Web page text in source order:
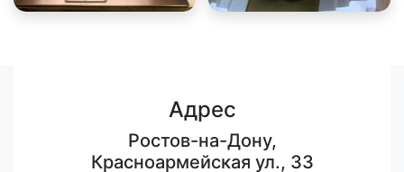
Адрес
Ростов-на-Дону,
Красноармейская ул., 33